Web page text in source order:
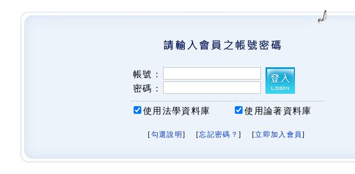
帳號：
密碼：
使用法學資料庫 使用論著資料庫
[勾選說明 ] [忘記密碼？ ] [立即加入會員]